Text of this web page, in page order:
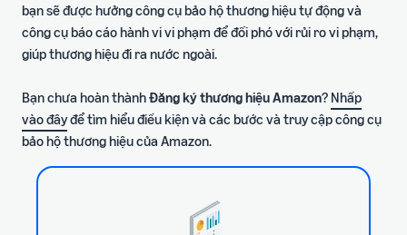
bạn sẽ được hưởng công cụ bảo hộ thương hiệu tự động và
công cụ báo cáo hành vi vi phạm để đối phó với rủi ro vi phạm,
giúp thương hiệu đi ra nước ngoài.
Bạn chưa hoàn thànhĐăng ký thương hiệu Amazon? Nhấp
vào đâyđể tìm hiểu điều kiện và các bước và truy cập công cụ
bảo hộ thương hiệu của Amazon.